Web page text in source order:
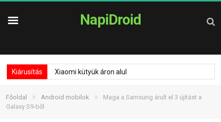
NapiDroid
Kiárusítás Xiaomi kütyük áron alul
Főoldal » Android mobilok »
Maga a Samsung árult el 3 újítást a
Galaxy S9-ből